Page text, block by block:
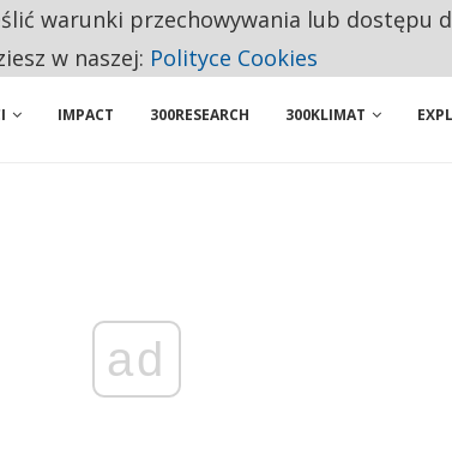
SĄ DWA PODMIOTY Z POLSKI
IMPACT 300RESEARCH 300KLIMAT
ad
warunki przechowywania lub dostępu
w naszej: Polityce Cookies